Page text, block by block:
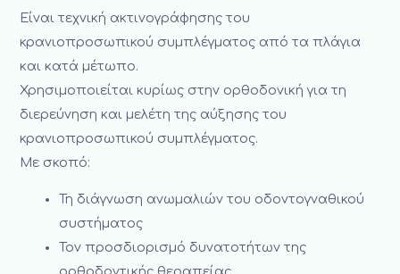
Είναι τεχνική ακτινογράφησης του
κρανιοπροσωπικού συμπλέγματος από τα πλάγια
και κατά μέτωπο.
Χρησιμοποιείται κυρίως στην ορθοδονική για τη
διερεύνηση και μελέτη της αύξησης του
κρανιοπροσωπικού συμπλέγματος.
Με σκοπό:
Τη διάγνωση ανωμαλιών του οδοντογναθικού
συστήματος
Τον προσδιορισμό δυνατοτήτων της